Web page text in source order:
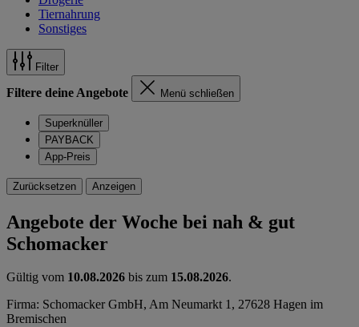
Tiernahrung
Sonstiges
Filter
Filtere deine Angebote Menü schließen
Superknüller
PAYBACK
App-Preis
Zurücksetzen Anzeigen
Angebote der Woche bei nah & gut
Schomacker
Gültig vom 10.08.2026 bis zum 15.08.2026.
Firma: Schomacker GmbH, Am Neumarkt 1, 27628 Hagen im
Bremischen